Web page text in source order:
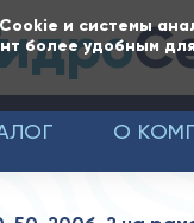
и системы
более удобным
О